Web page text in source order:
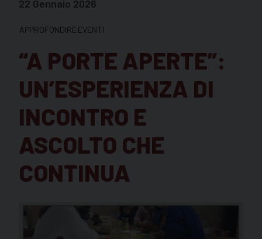
22 Gennaio 2026
APPROFONDIRE EVENTI
“A PORTE APERTE”:
UN’ESPERIENZA DI
INCONTRO E
ASCOLTO CHE
CONTINUA